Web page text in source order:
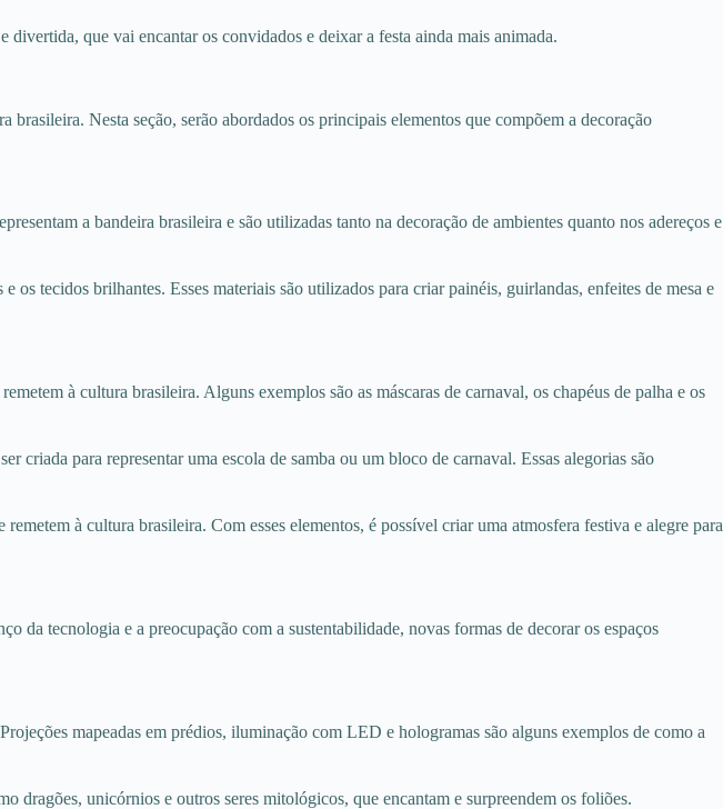
que vai encantar os convidados e deixar a festa ainda mais animada.
Nesta seção, serão abordados os principais elementos que compõem a decoração
a bandeira brasileira e são utilizadas tanto na decoração de ambientes quanto nos adereços e
tecidos brilhantes. Esses materiais são utilizados para criar painéis, guirlandas, enfeites de mesa e
à cultura brasileira. Alguns exemplos são as máscaras de carnaval, os chapéus de palha e os
criada para representar uma escola de samba ou um bloco de carnaval. Essas alegorias são
à cultura brasileira. Com esses elementos, é possível criar uma atmosfera festiva e alegre para
da tecnologia e a preocupação com a sustentabilidade, novas formas de decorar os espaços
mapeadas em prédios, iluminação com LED e hologramas são alguns exemplos de como a
dragões, unicórnios e outros seres mitológicos, que encantam e surpreendem os foliões.